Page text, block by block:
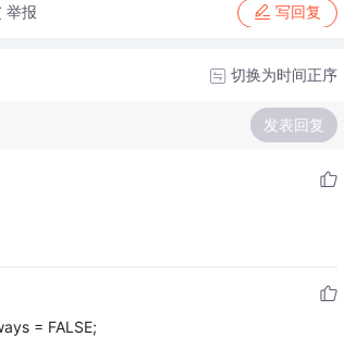
举报 写回复
切换为时间正序
发表回复
= FALSE;